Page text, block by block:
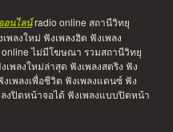
อนไลน์radio online สถานีวิทยุ
พลงใหม่ ฟังเพลงฮิต ฟังเพลง
ไม่มีโฆษณา รวมสถานีวิทยุ
พลงใหม่ล่าสุด ฟังเพลงสตริง ฟัง
งเพลงเพื่อชีวิต ฟังเพลงแดนซ์ ฟัง
ลงปิดหน้าจอได้ ฟังเพลงแบบปิดหน้า